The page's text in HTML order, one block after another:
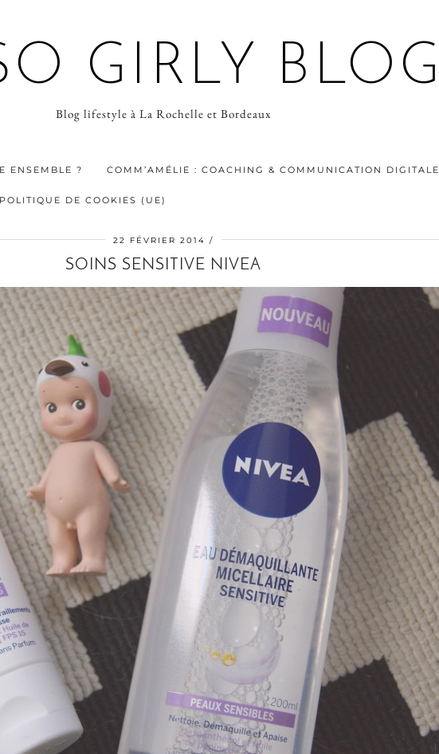
GIRLY BLOG
Blog lifestyle à La Rochelle et Bordeaux
ENSEMBLE ? COMM’AMÉLIE : COACHING & COMMUNICATION DIGITALE
POLITIQUE DE COOKIES (UE)
22 FÉVRIER 2014
SOINS SENSITIVE NIVEA